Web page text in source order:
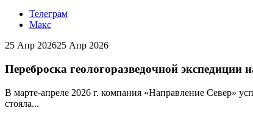
Телеграм
Макс
25 Апр 202625 Апр 2026
Переброска геологоразведочной экспедиции
В марте-апреле 2026 г. компания «Направление Север»
стояла...